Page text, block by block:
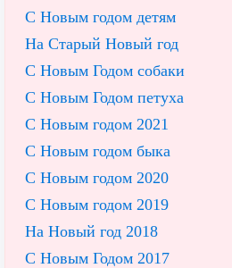
С Новым годом детям
На Старый Новый год
С Новым Годом собаки
С Новым Годом петуха
С Новым годом 2021
С Новым годом быка
С Новым годом 2020
С Новым годом 2019
На Новый год 2018
С Новым Годом 2017